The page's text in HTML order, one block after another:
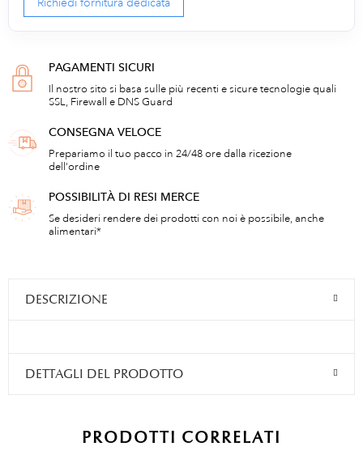
PAGAMENTI SICURI
Il nostro sito si basa sulle più recenti e sicure tecnologie quali
SSL, Firewall e DNS Guard
CONSEGNA VELOCE
Prepariamo il tuo pacco in 24/48 ore dalla ricezione
dell'ordine
POSSIBILITÀ DI RESI MERCE
Se desideri rendere dei prodotti con noi è possibile, anche
alimentari*
DESCRIZIONE
DETTAGLI DEL PRODOTTO
PRODOTTI CORRELATI